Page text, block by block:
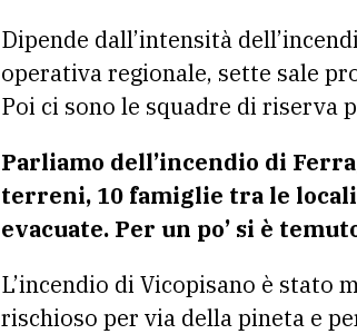
Dipende dall’intensità
operativa regionale, sette sale
Poi ci sono le squadre di riserva
Parliamo dell’incendio di
terreni, 10 famiglie tra le
evacuate. Per un po’ si è
L’incendio di Vicopisano è stato
rischioso per via della pineta e